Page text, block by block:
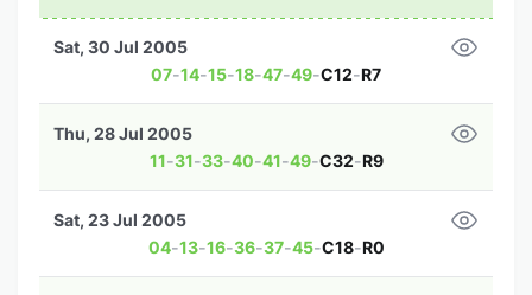
07-14-15-18-47-49-C12-R7
Sat, 30 Jul 2005
11-31-33-40-41-49-C32-R9
Thu, 28 Jul 2005
04-13-16-36-37-45-C18-R0
Sat, 23 Jul 2005